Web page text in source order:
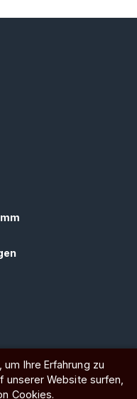
Ihre Erfahrung zu
unserer Website surfen,
Cookies.